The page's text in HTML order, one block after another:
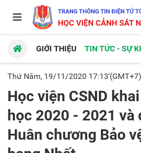
GIỚI THIỆU TIN TỨC - SỰ
Thứ Năm, 19/11/2020 17:13'(GMT+7)
Học viện CSND
học 2020 - 2021 và
Huân chương Bảo